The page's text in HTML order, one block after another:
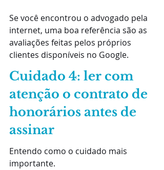
Se você encontrou o advogado pela
internet, uma boa referência são as
avaliações feitas pelos próprios
clientes disponíveis no Google.
Cuidado 4: ler com
atenção o contrato de
honorários antes de
assinar
Entendo como o cuidado mais
importante.